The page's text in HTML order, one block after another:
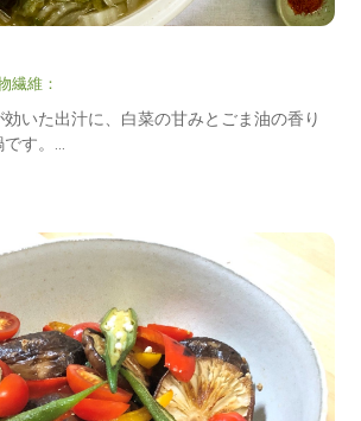
繊維：
いた出汁に、白菜の甘みとごま油の香り
す。